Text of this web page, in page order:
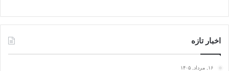
اخبار تازه
۱۶, مرداد, ۱۴۰۵